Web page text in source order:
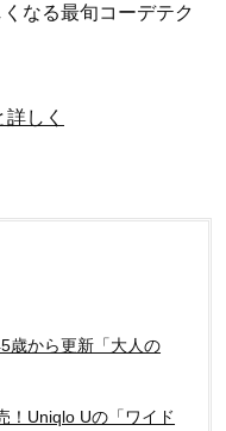
なる最旬コーデテク
しく
歳から更新「大人の
！Uniqlo Uの「ワイド